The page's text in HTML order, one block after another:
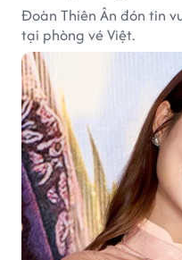
Đoàn Thiên Ân đón tin
tại phòng vé Việt.